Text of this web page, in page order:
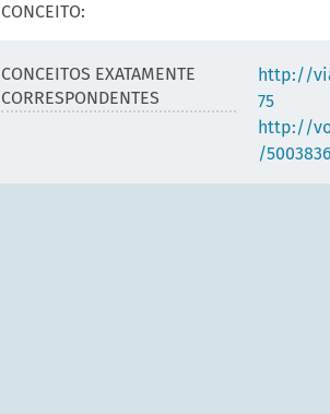
CONCEITO:
CONCEITOS EXATAMENTE
CORRESPONDENTES
http://
75
http://
/